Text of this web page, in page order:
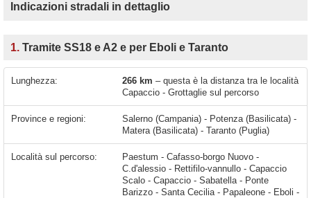
Indicazioni stradali in dettaglio
1. Tramite SS18 e A2 e per Eboli e Taranto
Lunghezza: 266 km – questa è la distanza tra le località
Capaccio - Grottaglie sul percorso
Province e regioni:
Salerno (Campania) - Potenza (Basilicata) -
Matera (Basilicata) - Taranto (Puglia)
Località sul percorso:
Paestum - Cafasso-borgo Nuovo -
C.d'alessio - Rettifilo-vannullo - Capaccio
Scalo - Capaccio - Sabatella - Ponte
Barizzo - Santa Cecilia - Papaleone - Eboli -